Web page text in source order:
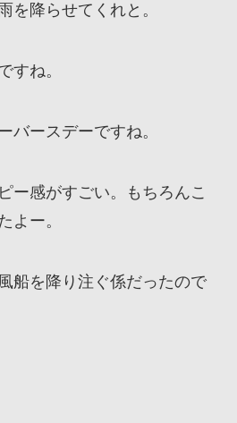
を降らせてくれと。
すね。
バースデーですね。
ー感がすごい。もちろんこ
よー。
船を降り注ぐ係だったので